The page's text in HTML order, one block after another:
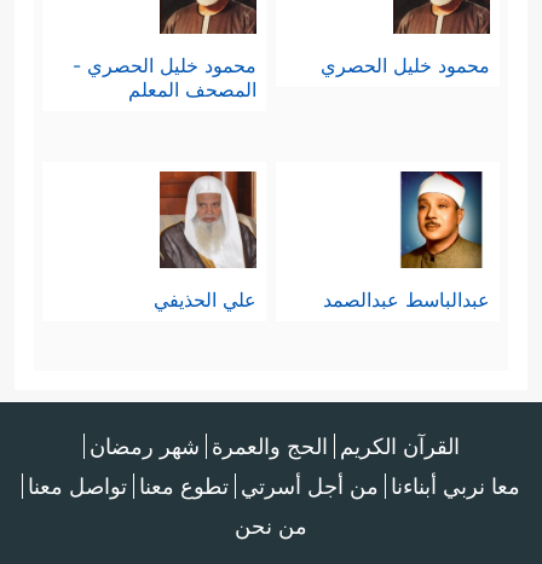
محمود خليل الحصري
محمود خليل الحصري -
المصحف المعلم
عبدالباسط عبدالصمد علي الحذيفي
القرآن الكريم الحج والعمرة شهر رمضان
معا نربي أبناءنا من أجل أسرتي تطوع معنا تواصل معنا
من نحن